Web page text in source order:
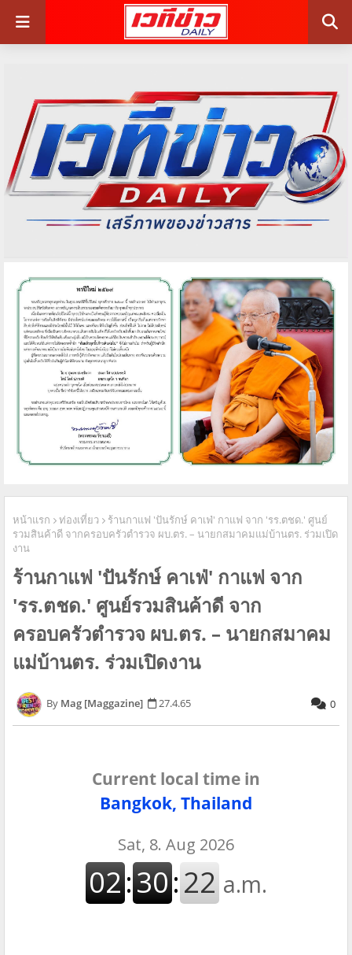
หน้าแรก ท่องเที่ยว
ร้านกาแฟ 'ปันรักษ์ คาเฟ่' กาแฟ จาก 'รร.ตชด.' ศูนย์
รวมสินค้าดี จากครอบครัวตำรวจ ผบ.ตร. – นายกสมาคมแม่บ้านตร. ร่วมเปิด
งาน
ร้านกาแฟ 'ปันรักษ์ คาเฟ่' กาแฟ จาก
'รร.ตชด.' ศูนย์รวมสินค้าดี จาก
ครอบครัวตำรวจ ผบ.ตร. – นายกสมาคม
แม่บ้านตร. ร่วมเปิดงาน
Mag [Maggazine] 27.4.65 0
Current local time in
Bangkok, Thailand